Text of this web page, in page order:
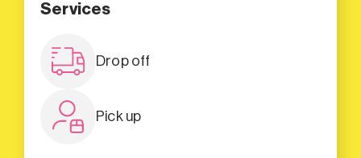
Services
Drop off
Pick up